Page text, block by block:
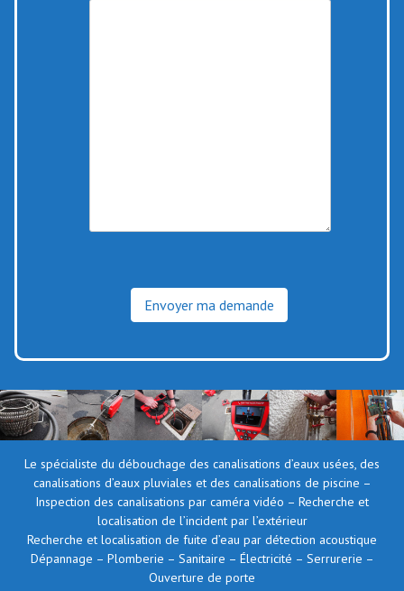
Le spécialiste du débouchage des canalisations d’eaux usées, des
canalisations d’eaux pluviales et des canalisations de piscine –
Inspection des canalisations par caméra vidéo – Recherche et
localisation de l’incident par l’extérieur
Recherche et localisation de fuite d’eau par détection acoustique
Dépannage – Plomberie – Sanitaire – Électricité – Serrurerie –
Ouverture de porte